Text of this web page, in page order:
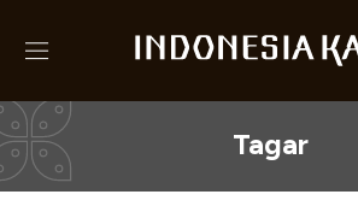
Tagar